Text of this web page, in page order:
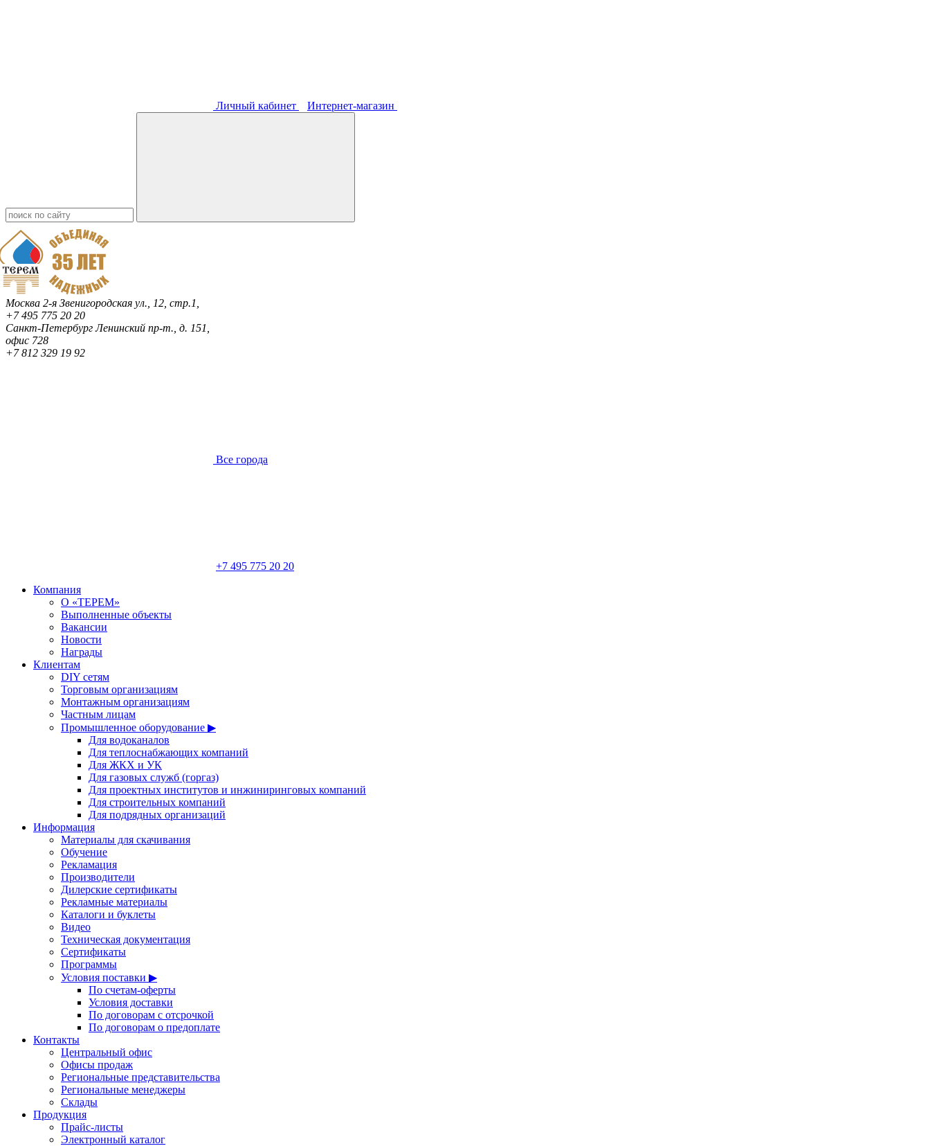
Личный кабинет Интернет-магазин
Москва 2-я Звенигородская ул., 12, стр.1,
+7 495 775 20 20
Санкт-ПетербургЛенинский пр-т., д. 151,
офис 728
+7 812 329 19 92
Все города
+7 495 775 20 20
Компания
О «ТЕРЕМ»
Выполненные объекты
Вакансии
Новости
Награды
Клиентам
DIY сетям
Торговым организациям
Монтажным организациям
Частным лицам
Промышленное оборудование ▶
Для водоканалов
Для теплоснабжающих компаний
Для ЖКХ и УК
Для газовых служб (горгаз)
Для проектных институтов и инжиниринговых компаний
Для строительных компаний
Для подрядных организаций
Информация
Материалы для скачивания
Обучение
Рекламация
Производители
Дилерские сертификаты
Рекламные материалы
Каталоги и буклеты
Видео
Техническая документация
Сертификаты
Программы
Условия поставки ▶
По счетам-оферты
Условия доставки
По договорам с отсрочкой
По договорам о предоплате
Контакты
Центральный офис
Офисы продаж
Региональные представительства
Региональные менеджеры
Склады
Продукция
Прайс-листы
Электронный каталог